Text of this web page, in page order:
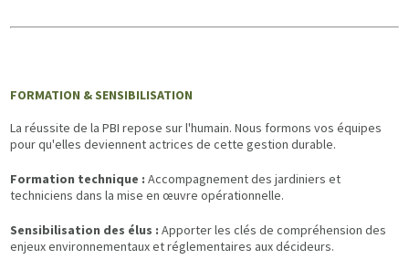
FORMATION & SENSIBILISATION
La réussite de la PBI repose sur l'humain. Nous formons vos équipes
pour qu'elles deviennent actrices de cette gestion durable.
Formation technique : Accompagnement des jardiniers et
techniciens dans la mise en œuvre opérationnelle.
Sensibilisation des élus : Apporter les clés de compréhension des
enjeux environnementaux et réglementaires aux décideurs.